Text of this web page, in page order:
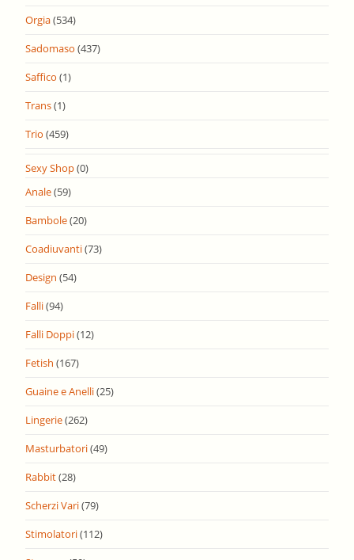
Orgia(534)
Sadomaso (437)
Saffico (1)
Trans(1)
Trio (459)
Sexy Shop(0)
Anale(59)
Bambole(20)
Coadiuvanti(73)
Design (54)
Falli(94)
Falli Doppi(12)
Fetish (167)
Guaine e Anelli(25)
Lingerie(262)
Masturbatori(49)
Rabbit(28)
Scherzi Vari(79)
Stimolatori(112)